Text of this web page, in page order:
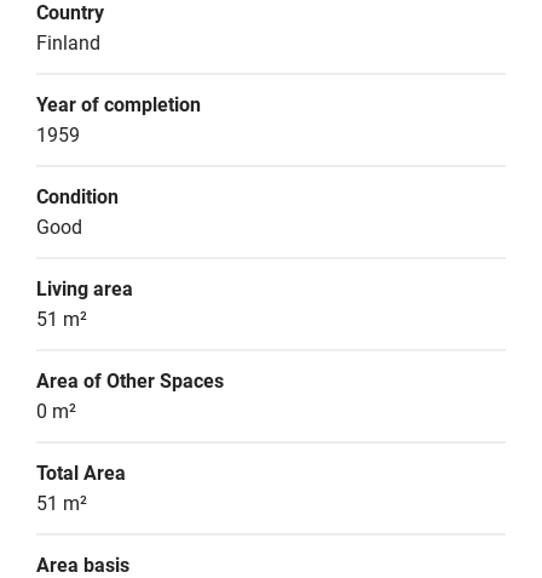
Country
Finland
Year of completion
1959
Condition
Good
Living area
51 m²
Area of Other Spaces
0 m²
Total Area
51 m²
Area basis